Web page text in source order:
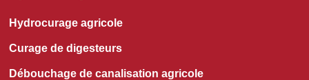
Hydrocurage agricole
Curage de digesteurs
Débouchage de canalisation agricole